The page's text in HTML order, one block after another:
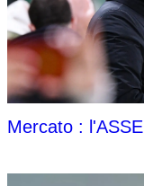
Mercato :